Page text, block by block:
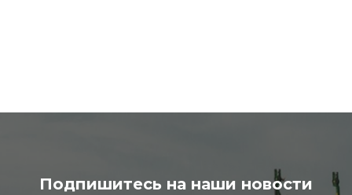
Подпишитесь на наши новости